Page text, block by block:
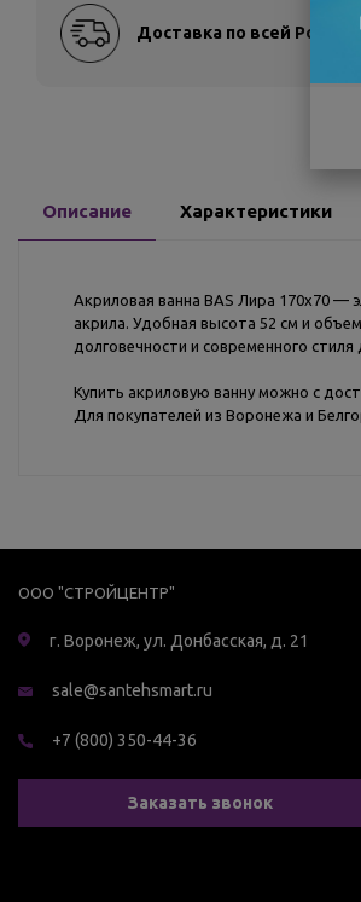
Доставка по всей России
Описание Характеристики
Акриловая ванна BAS Лира 170х70 —
акрила. Удобная высота 52 см и
долговечности и современного
Купить акриловую ванну можно с
Для покупателей из Воронежа и
ООО "СТРОЙЦЕНТР"
г. Воронеж, ул. Донбасская, д. 21
sale@santehsmart.ru
+7 (800) 350-44-36
Заказать звонок